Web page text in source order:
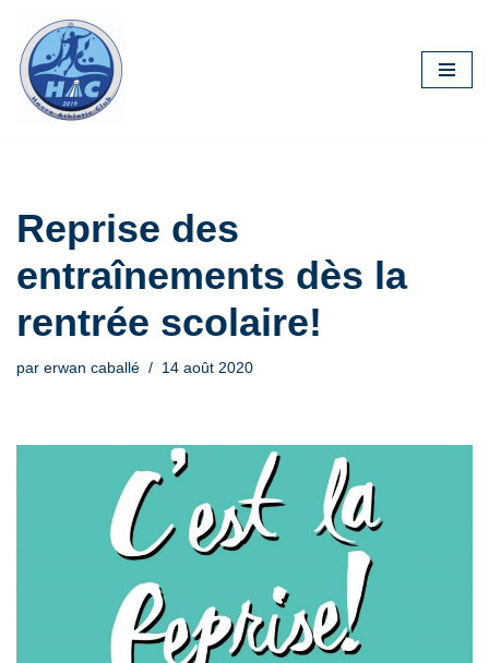
Aller
au
contenu
Reprise des
entraînements dès la
rentrée scolaire!
par erwan caballé 14 août 2020